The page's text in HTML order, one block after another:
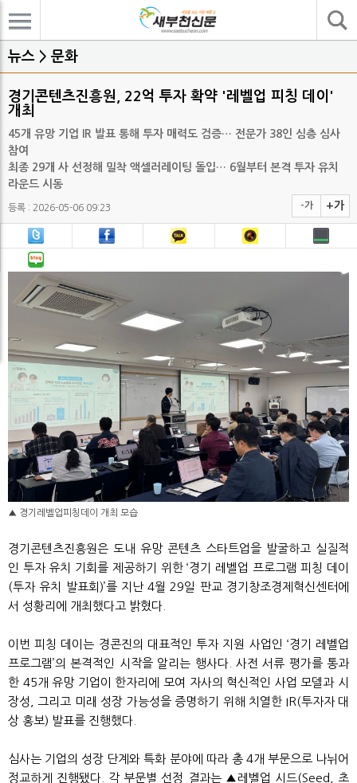
뉴스 > 문화
경기콘텐츠진흥원, 22억 투자 확약 '레벨업 피칭 데이'
개최
45개 유망 기업 IR 발표 통해 투자 매력도 검증… 전문가 38인 심층 심사
참여
최종 29개 사 선정해 밀착 액셀러레이팅 돌입… 6월부터 본격 투자 유치
라운드 시동
등록 : 2026-05-06 09:23 -가 +가
▲ 경기레벨업피칭데이 개최 모습
경기콘텐츠진흥원은 도내 유망 콘텐츠 스타트업을 발굴하고 실질적
인 투자 유치 기회를 제공하기 위한 ‘경기 레벨업 프로그램 피칭 데이
(투자 유치 발표회)’를 지난 4월 29일 판교 경기창조경제혁신센터에
서 성황리에 개최했다고 밝혔다.
이번 피칭 데이는 경콘진의 대표적인 투자 지원 사업인 ‘경기 레벨업
프로그램’의 본격적인 시작을 알리는 행사다. 사전 서류 평가를 통과
한 45개 유망 기업이 한자리에 모여 자사의 혁신적인 사업 모델과 시
장성, 그리고 미래 성장 가능성을 증명하기 위해 치열한 IR(투자자 대
상 홍보) 발표를 진행했다.
심사는 기업의 성장 단계와 특화 분야에 따라 총 4개 부문으로 나뉘어
정교하게 진행됐다. 각 부문별 선정 결과는 ▲레벨업 시드(Seed, 초